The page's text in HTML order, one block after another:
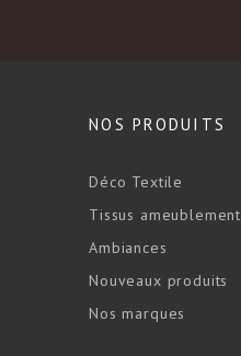
NOS PRODUITS
Déco Textile
Tissus ameublement
Ambiances
Nouveaux produits
Nos marques